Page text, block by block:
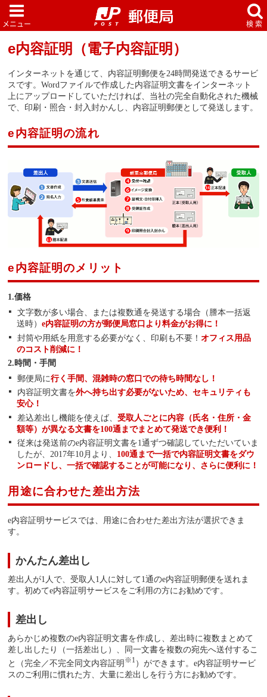
e内容証明（電子内容証明）
インターネットを通じて、内容証明郵便を24時間発送できるサービ
スです。Wordファイルで作成した内容証明文書をインターネット
上にアップロードしていただければ、当社の完全自動化された機械
で、印刷・照合・封入封かんし、内容証明郵便として発送します。
e内容証明の流れ
e内容証明のメリット
1.価格
文字数が多い場合、または複数通を発送する場合（謄本一括返
送時） e内容証明の方が郵便局窓口より料金がお得に！
封筒や用紙を用意する必要がなく、印刷も不要！ オフィス用品
のコスト削減に！
2.時間・手間
郵便局に行く手間、混雑時の窓口での待ち時間なし！
内容証明文書を外へ持ち出す必要がないため、セキュリティも
安心！
差込差出し機能を使えば、 受取人ごとに内容（氏名・住所・金
額等）が異なる文書を100通までまとめて発送でき便利！
従来は発送前のe内容証明文書を1通ずつ確認していただいていま
したが、2017年10月より、 100通まで一括で内容証明文書をダウ
ンロードし、一括で確認することが可能になり、さらに便利に！
用途に合わせた差出方法
e内容証明サービスでは、用途に合わせた差出方法が選択できま
す。
かんたん差出し
差出人が1人で、受取人1人に対して1通のe内容証明郵便を送れま
す。初めてe内容証明サービスをご利用の方にお勧めです。
差出し
あらかじめ複数のe内容証明文書を作成し、差出時に複数まとめて
差し出したり（一括差出し）、同一文書を複数の宛先へ送付するこ
と（完全／不完全同文内容証明 ※1 ）ができます。e内容証明サービ
スのご利用に慣れた方、大量に差出しを行う方にお勧めです。